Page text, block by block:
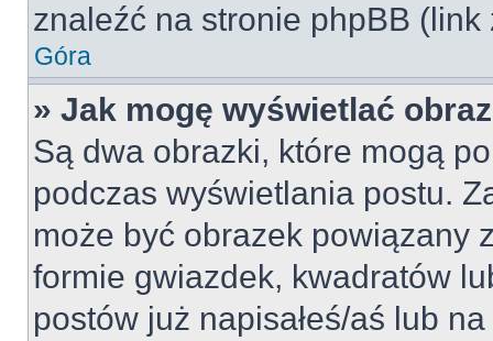
znaleźć na stronie phpBB
Góra
» Jak mogę wyświetlać
Są dwa obrazki, które mogą
podczas wyświetlania postu.
może być obrazek powiązany
formie gwiazdek, kwadratów
postów już napisałeś/aś lub